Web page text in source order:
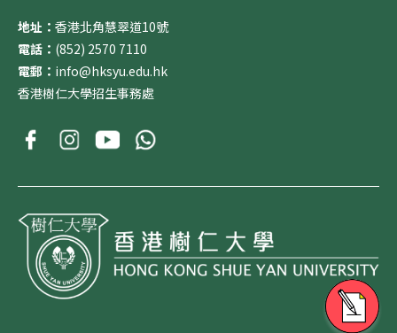
地址： 香港北角慧翠道10號
電話： (852) 2570 7110
電郵： info@hksyu.edu.hk
香港樹仁大學招生事務處